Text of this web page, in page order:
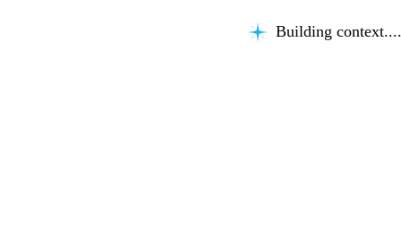
Building context...